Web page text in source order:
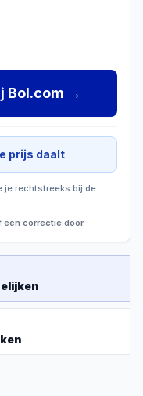
Bol.com →
prijs daalt
je rechtstreeks bij de
een correctie door